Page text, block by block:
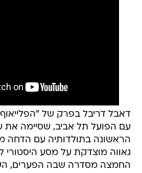
דאבל דריבל בפרק של
עם הפועל תל אביב, שסיימה את
הראשונה בתולדותיה עם הדחה
גאווה מוצדקת על מסע היסטורי
החמצה מסדרה שבה הפערים,